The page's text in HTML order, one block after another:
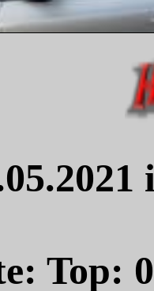
Top: 0